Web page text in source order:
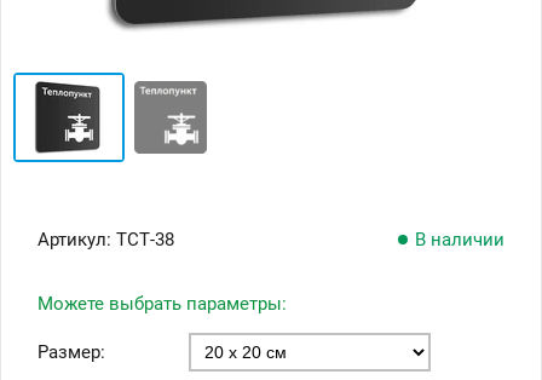
Артикул: ТСТ-38 В наличии
Можете выбрать параметры:
Размер: